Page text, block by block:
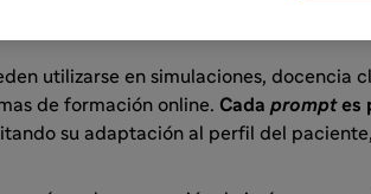
a pacientes.
utilizarse en simulaciones, docencia
de formación online. Cada promptes
su adaptación al perfil del